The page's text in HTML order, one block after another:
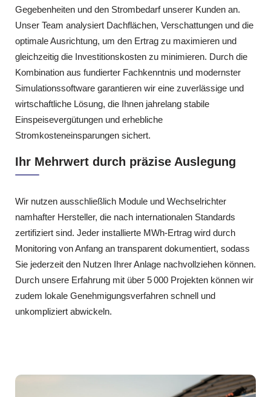
Gegebenheiten und den Strombedarf unserer Kunden an.
Unser Team analysiert Dachflächen, Verschattungen und die
optimale Ausrichtung, um den Ertrag zu maximieren und
gleichzeitig die Investitionskosten zu minimieren. Durch die
Kombination aus fundierter Fachkenntnis und modernster
Simulationssoftware garantieren wir eine zuverlässige und
wirtschaftliche Lösung, die Ihnen jahrelang stabile
Einspeisevergütungen und erhebliche
Stromkosteneinsparungen sichert.
Ihr Mehrwert durch präzise Auslegung
Wir nutzen ausschließlich Module und Wechselrichter
namhafter Hersteller, die nach internationalen Standards
zertifiziert sind. Jeder installierte MWh‑Ertrag wird durch
Monitoring von Anfang an transparent dokumentiert, sodass
Sie jederzeit den Nutzen Ihrer Anlage nachvollziehen können.
Durch unsere Erfahrung mit über 5 000 Projekten können wir
zudem lokale Genehmigungsverfahren schnell und
unkompliziert abwickeln.